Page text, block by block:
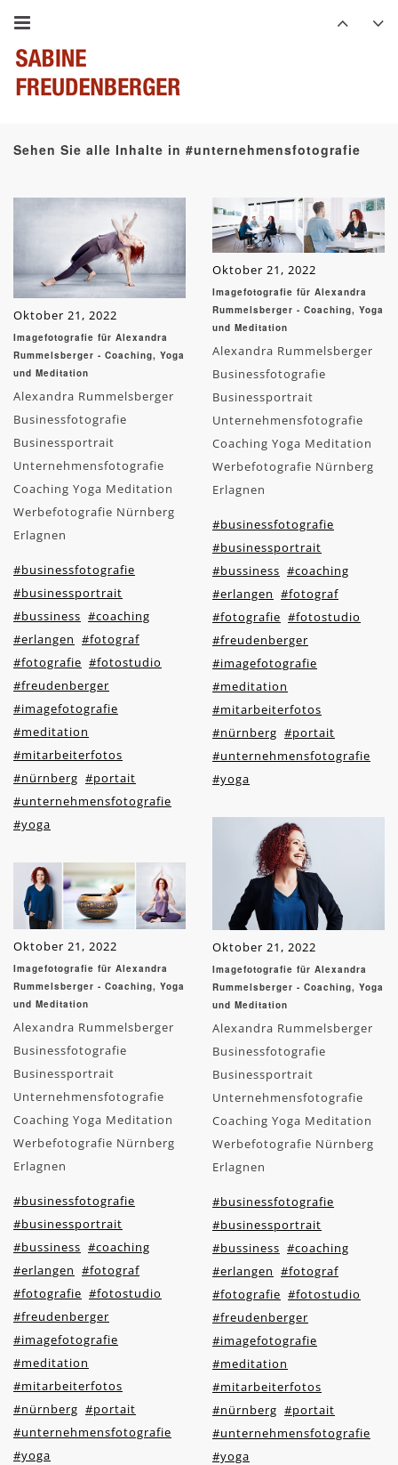
Sehen Sie alle Inhalte in #unternehmensfotografie
Oktober 21, 2022
Imagefotografie für Alexandra
Rummelsberger - Coaching, Yoga
und Meditation
Alexandra Rummelsberger
Businessfotografie
Businessportrait
Unternehmensfotografie
Coaching Yoga Meditation
Werbefotografie Nürnberg
Erlagnen
#businessfotografie
#businessportrait
#bussiness #coaching
#erlangen #fotograf
#fotografie #fotostudio
#freudenberger
#imagefotografie
#meditation
#mitarbeiterfotos
#nürnberg #portait
#unternehmensfotografie
#yoga
Oktober 21, 2022
Imagefotografie für Alexandra
Rummelsberger - Coaching, Yoga
und Meditation
Alexandra Rummelsberger
Businessfotografie
Businessportrait
Unternehmensfotografie
Coaching Yoga Meditation
Werbefotografie Nürnberg
Erlagnen
#businessfotografie
#businessportrait
#bussiness #coaching
#erlangen #fotograf
#fotografie #fotostudio
#freudenberger
#imagefotografie
#meditation
#mitarbeiterfotos
#nürnberg #portait
#unternehmensfotografie
#yoga
Oktober 21, 2022
Imagefotografie für Alexandra
Rummelsberger - Coaching, Yoga
und Meditation
Alexandra Rummelsberger
Businessfotografie
Businessportrait
Unternehmensfotografie
Coaching Yoga Meditation
Werbefotografie Nürnberg
Erlagnen
#businessfotografie
#businessportrait
#bussiness #coaching
#erlangen #fotograf
#fotografie #fotostudio
#freudenberger
#imagefotografie
#meditation
#mitarbeiterfotos
#nürnberg #portait
#unternehmensfotografie
#yoga
Oktober 21, 2022
Imagefotografie für Alexandra
Rummelsberger - Coaching, Yoga
und Meditation
Alexandra Rummelsberger
Businessfotografie
Businessportrait
Unternehmensfotografie
Coaching Yoga Meditation
Werbefotografie Nürnberg
Erlagnen
#businessfotografie
#businessportrait
#bussiness #coaching
#erlangen #fotograf
#fotografie #fotostudio
#freudenberger
#imagefotografie
#meditation
#mitarbeiterfotos
#nürnberg #portait
#unternehmensfotografie
#yoga